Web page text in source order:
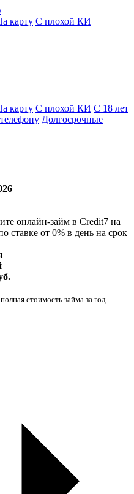
карту С плохой КИ
карту С плохой КИ С 18 лет
Долгосрочные
онлайн-займ в Credit7 на
ставке от 0% в день на срок
стоимость займа за год